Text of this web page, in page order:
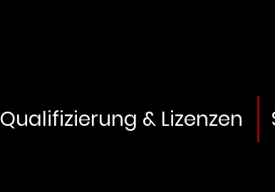
Qualifizierung & Lizenzen